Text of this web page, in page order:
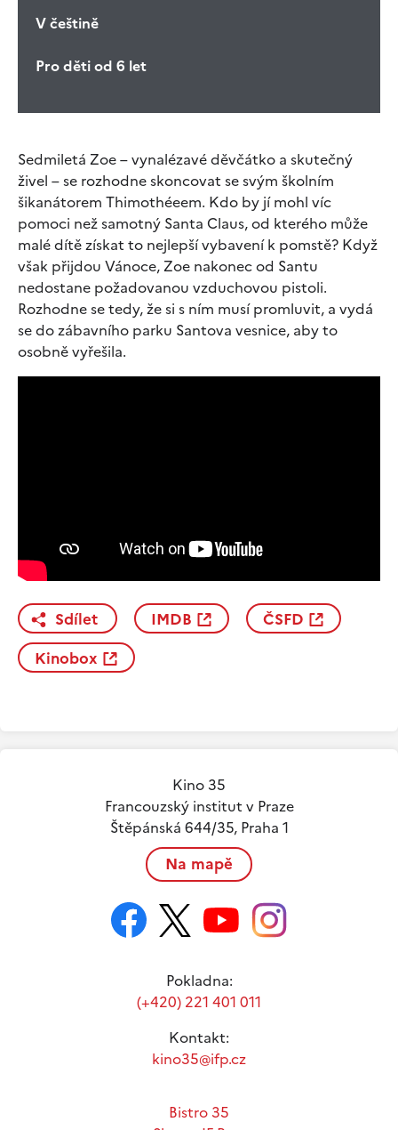
V češtině
Pro děti od 6 let
Sedmiletá Zoe – vynalézavé děvčátko a skutečný
živel – se rozhodne skoncovat se svým školním
šikanátorem Thimothéeem. Kdo by jí mohl víc
pomoci než samotný Santa Claus, od kterého může
malé dítě získat to nejlepší vybavení k pomstě? Když
však přijdou Vánoce, Zoe nakonec od Santu
nedostane požadovanou vzduchovou pistoli.
Rozhodne se tedy, že si s ním musí promluvit, a vydá
se do zábavního parku Santova vesnice, aby to
osobně vyřešila.
Sdílet IMDB
ČSFD
Kinobox
Kino 35
Francouzský institut v Praze
Štěpánská 644/35, Praha 1
Na mapě
Pokladna:
(+420) 221 401 011
Kontakt:
kino35@ifp.cz
Bistro 35